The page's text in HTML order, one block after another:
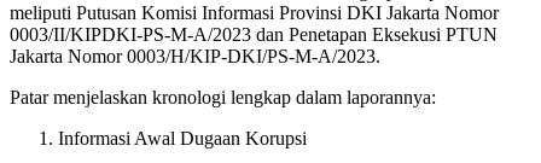
meliputi Putusan Komisi Informasi Provinsi DKI Jakarta Nomor
0003/II/KIPDKI-PS-M-A/2023 dan Penetapan Eksekusi PTUN
Jakarta Nomor 0003/H/KIP-DKI/PS-M-A/2023.
Patar menjelaskan kronologi lengkap dalam laporannya:
Informasi Awal Dugaan Korupsi